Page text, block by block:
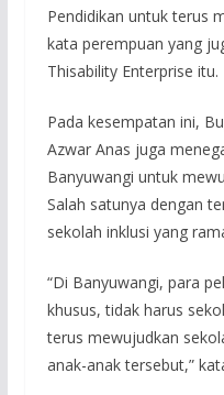
Pendidikan untuk terus
kata perempuan yang
Thisability Enterprise itu.
Pada kesempatan ini,
Azwar Anas juga
Banyuwangi untuk
Salah satunya dengan
sekolah inklusi yang
“Di Banyuwangi, para
khusus, tidak harus
terus mewujudkan
anak-anak tersebut,”